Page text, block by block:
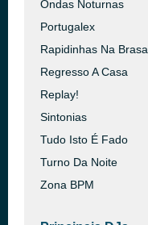
Ondas Noturnas
Portugalex
Rapidinhas Na Brasa
Regresso A Casa
Replay!
Sintonias
Tudo Isto É Fado
Turno Da Noite
Zona BPM